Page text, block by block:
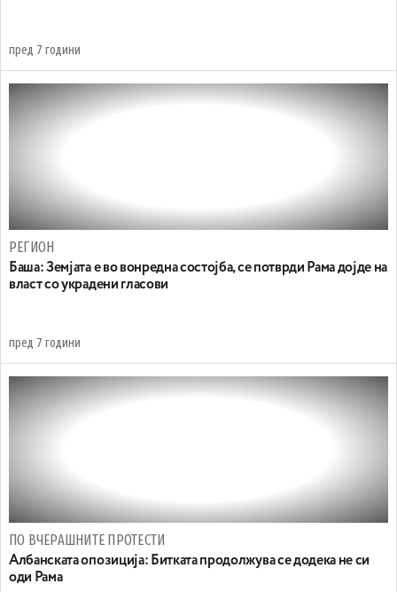
пред 7 години
РЕГИОН
Баша: Земјата е во вонредна состојба, се потврди Рама дојде на
власт со украдени гласови
пред 7 години
ПО ВЧЕРАШНИТЕ ПРОТЕСТИ
Албанската опозиција: Битката продолжува се додека не си
оди Рама